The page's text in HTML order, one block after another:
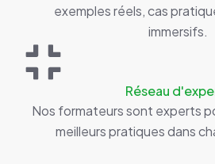
exemples réels, cas
immersifs.
Réseau
Nos formateurs sont experts
meilleurs pratiques dans